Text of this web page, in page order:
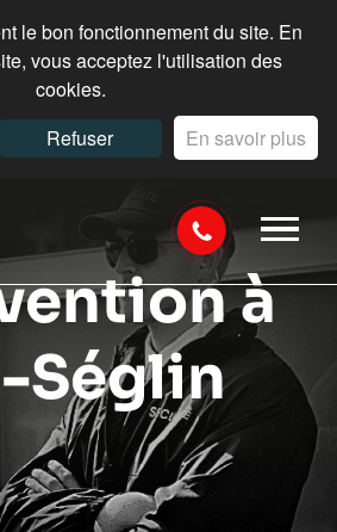
le bon fonctionnement du site. En
vous acceptez l'utilisation des
cookies.
Refuser En savoir plus
à
Séglin